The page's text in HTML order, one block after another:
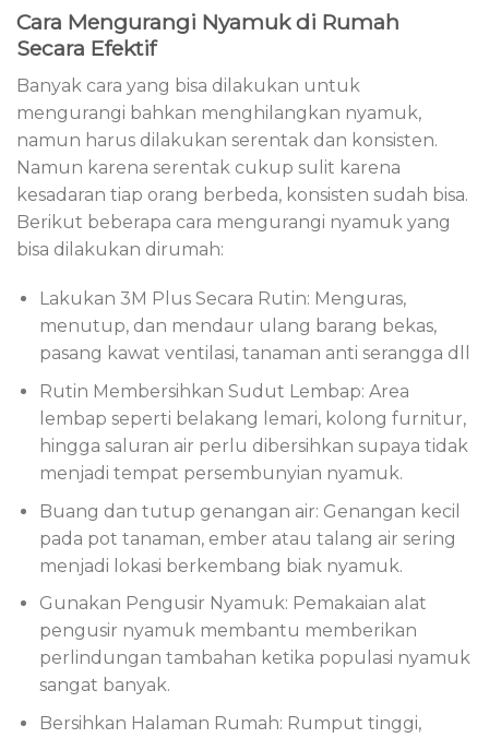
Cara Mengurangi Nyamuk di Rumah
Secara Efektif
Banyak cara yang bisa dilakukan untuk
mengurangi bahkan menghilangkan nyamuk,
namun harus dilakukan serentak dan konsisten.
Namun karena serentak cukup sulit karena
kesadaran tiap orang berbeda, konsisten sudah bisa.
Berikut beberapa cara mengurangi nyamuk yang
bisa dilakukan dirumah:
Lakukan 3M Plus Secara Rutin: Menguras,
menutup, dan mendaur ulang barang bekas,
pasang kawat ventilasi, tanaman anti serangga dll
Rutin Membersihkan Sudut Lembap: Area
lembap seperti belakang lemari, kolong furnitur,
hingga saluran air perlu dibersihkan supaya tidak
menjadi tempat persembunyian nyamuk.
Buang dan tutup genangan air: Genangan kecil
pada pot tanaman, ember atau talang air sering
menjadi lokasi berkembang biak nyamuk.
Gunakan Pengusir Nyamuk: Pemakaian alat
pengusir nyamuk membantu memberikan
perlindungan tambahan ketika populasi nyamuk
sangat banyak.
Bersihkan Halaman Rumah: Rumput tinggi,